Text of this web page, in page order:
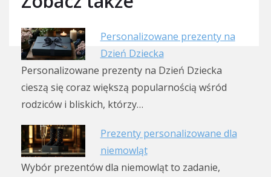
Personalizowane prezenty na
Dzień Dziecka
Personalizowane prezenty na Dzień Dziecka
cieszą się coraz większą popularnością wśród
rodziców i bliskich, którzy…
Prezenty personalizowane dla
niemowląt
Wybór prezentów dla niemowląt to zadanie,